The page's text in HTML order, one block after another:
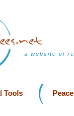
a website of
Tools